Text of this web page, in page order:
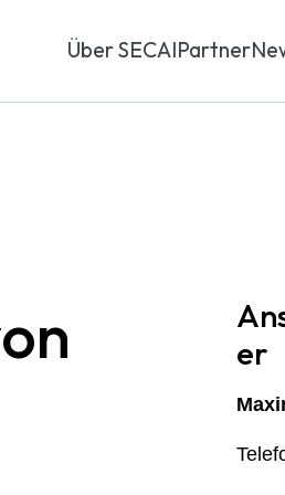
Über SECAIPartner
er